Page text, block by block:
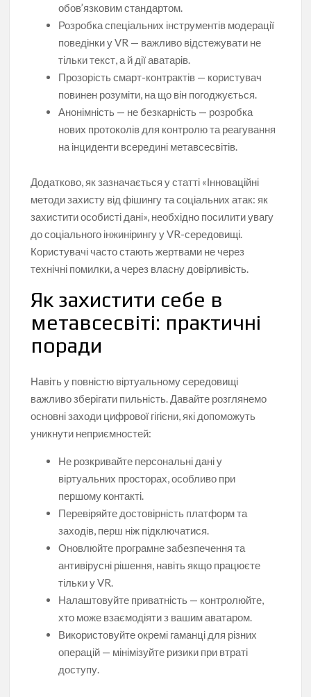
обов’язковим стандартом.
Розробка спеціальних інструментів модерації
поведінки у VR — важливо відстежувати не
тільки текст, а й дії аватарів.
Прозорість смарт-контрактів — користувач
повинен розуміти, на що він погоджується.
Анонімність — не безкарність — розробка
нових протоколів для контролю та реагування
на інциденти всередині метавсесвітів.
Додатково, як зазначається у статті «Інноваційні
методи захисту від фішингу та соціальних атак: як
захистити особисті дані», необхідно посилити увагу
до соціального інжинірингу у VR-середовищі.
Користувачі часто стають жертвами не через
технічні помилки, а через власну довірливість.
Як захистити себе в
метавсесвіті: практичні
поради
Навіть у повністю віртуальному середовищі
важливо зберігати пильність. Давайте розглянемо
основні заходи цифрової гігієни, які допоможуть
уникнути неприємностей:
Не розкривайте персональні дані у
віртуальних просторах, особливо при
першому контакті.
Перевіряйте достовірність платформ та
заходів, перш ніж підключатися.
Оновлюйте програмне забезпечення та
антивірусні рішення, навіть якщо працюєте
тільки у VR.
Налаштовуйте приватність — контролюйте,
хто може взаємодіяти з вашим аватаром.
Використовуйте окремі гаманці для різних
операцій — мінімізуйте ризики при втраті
доступу.